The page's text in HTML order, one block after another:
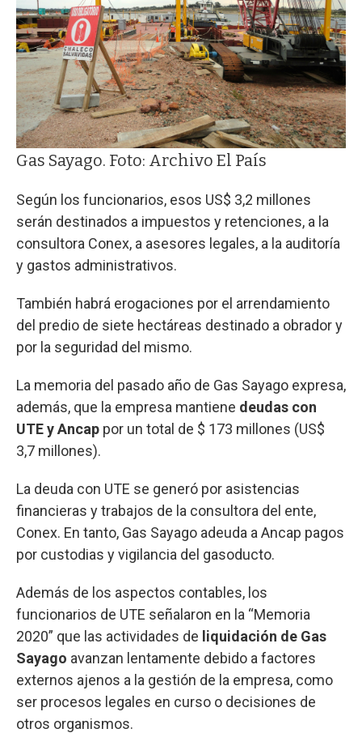
Gas Sayago. Foto: Archivo El País
Según los funcionarios, esos US$ 3,2 millones
serán destinados a impuestos y retenciones, a la
consultora Conex, a asesores legales, a la auditoría
y gastos administrativos.
También habrá erogaciones por el arrendamiento
del predio de siete hectáreas destinado a obrador y
por la seguridad del mismo.
La memoria del pasado año de Gas Sayago expresa,
además, que la empresa mantiene deudas con
UTE y Ancap por un total de $ 173 millones (US$
3,7 millones).
La deuda con UTE se generó por asistencias
financieras y trabajos de la consultora del ente,
Conex. En tanto, Gas Sayago adeuda a Ancap pagos
por custodias y vigilancia del gasoducto.
Además de los aspectos contables, los
funcionarios de UTE señalaron en la “Memoria
2020” que las actividades de liquidación de Gas
Sayago avanzan lentamente debido a factores
externos ajenos a la gestión de la empresa, como
ser procesos legales en curso o decisiones de
otros organismos.